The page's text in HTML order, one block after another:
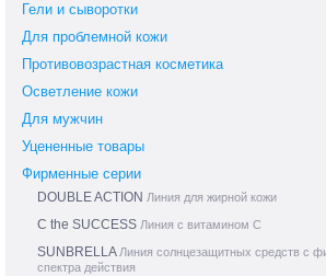
Гели и сыворотки
Для проблемной кожи
Противовозрастная косметика
Осветление кожи
Для мужчин
Уцененные товары
Фирменные серии
DOUBLE ACTION Линия для жирной кожи
C the SUCCESS Линия с витамином С
SUNBRELLA Линия солнцезащитных средств с
спектра действия